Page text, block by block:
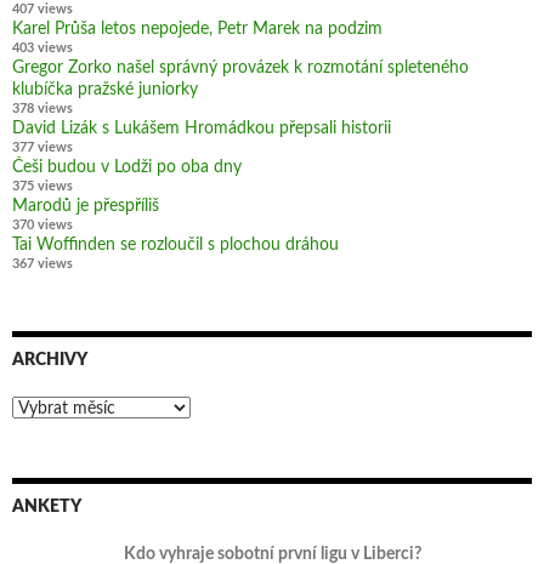
407 views
Karel Průša letos nepojede, Petr Marek na podzim
403 views
Gregor Zorko našel správný provázek k rozmotání spleteného
klubíčka pražské juniorky
378 views
David Lizák s Lukášem Hromádkou přepsali historii
377 views
Češi budou v Lodži po oba dny
375 views
Marodů je přespříliš
370 views
Tai Woffinden se rozloučil s plochou dráhou
367 views
ARCHIVY
Archivy
ANKETY
Kdo vyhraje sobotní první ligu v Liberci?